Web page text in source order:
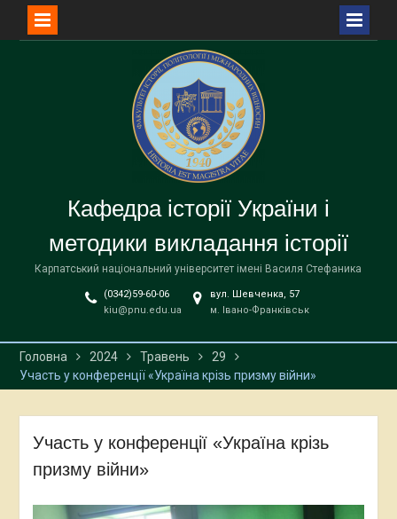
Кафедра історії України і
методики викладання історії
Карпатський національний університет імені Василя Стефаника
(0342)59-60-06
kiu@pnu.edu.ua
вул. Шевченка, 57
м. Івано-Франківськ
Головна 2024 Травень
29
Участь у конференції «Україна крізь призму війни»
Участь у конференції «Україна крізь
призму війни»